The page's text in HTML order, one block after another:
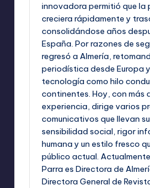
innovadora permitió que
creciera rápidamente y
consolidándose años
España. Por razones de
regresó a Almería,
periodística desde Europa
tecnología como hilo
continentes. Hoy, con más
experiencia, dirige varios
comunicativos que llevan
sensibilidad social, rigor
humana y un estilo fresco
público actual.
Parra es Directora de
Directora General de